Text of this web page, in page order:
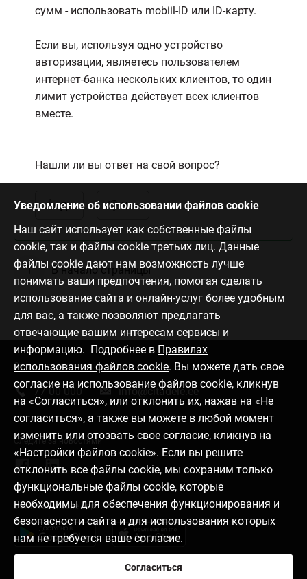
сумм - использовать mobiil-ID или ID-карту.
Если вы, используя одно устройство
авторизации, являетесь пользователем
интернет-банка нескольких клиентов, то один
лимит устройства действует всех клиентов
вместе.
Нашли ли вы ответ на свой вопрос?
Да Нет
В начало страницы
Уведомление об использовании файлов cookie
Наш сайт использует как собственные файлы
cookie, так и файлы cookie третьих лиц. Данные
файлы cookie дают нам возможность лучше
понимать ваши предпочтения, помогая сделать
использование сайта и онлайн-услуг более удобным
для вас, а также позволяют предлагать
отвечающие вашим интересам сервисы и
информацию. Подробнее в Правилах
использования файлов cookie. Вы можете дать свое
согласие на использование файлов cookie, кликнув
на «Согласиться», или отклонить их, нажав на «Не
согласиться», а также вы можете в любой момент
изменить или отозвать свое согласие, кликнув на
«Настройки файлов cookie». Если вы решите
отклонить все файлы cookie, мы сохраним только
функциональные файлы cookie, которые
необходимы для обеспечения функционирования и
безопасности сайта и для использования которых
нам не требуется ваше согласие.
Согласиться
Связаться с нами
77 00 000 info@citadele.ee
Следите за новостями
Download mobile app